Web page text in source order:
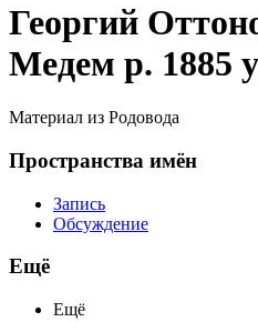
Георгий
Медем р. 1885
Материал из Родовода
Пространства имён
Запись
Обсуждение
Ещё
Ещё